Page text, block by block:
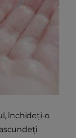
închideți-o